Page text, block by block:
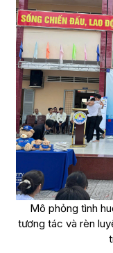
Mô phỏng tình
tương tác và rèn